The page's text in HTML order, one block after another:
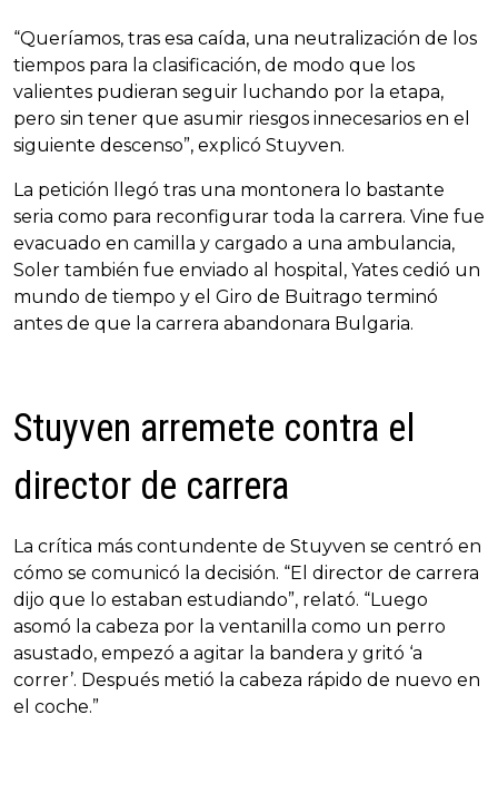
“Queríamos, tras esa caída, una neutralización de los
tiempos para la clasificación, de modo que los
valientes pudieran seguir luchando por la etapa,
pero sin tener que asumir riesgos innecesarios en el
siguiente descenso”, explicó Stuyven.
La petición llegó tras una montonera lo bastante
seria como para reconfigurar toda la carrera. Vine fue
evacuado en camilla y cargado a una ambulancia,
Soler también fue enviado al hospital, Yates cedió un
mundo de tiempo y el Giro de Buitrago terminó
antes de que la carrera abandonara Bulgaria.
Stuyven arremete contra el
director de carrera
La crítica más contundente de Stuyven se centró en
cómo se comunicó la decisión. “El director de carrera
dijo que lo estaban estudiando”, relató. “Luego
asomó la cabeza por la ventanilla como un perro
asustado, empezó a agitar la bandera y gritó ‘a
correr’. Después metió la cabeza rápido de nuevo en
el coche.”